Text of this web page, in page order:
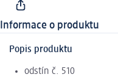
Informace o produktu
Popis produktu
odstín č. 510